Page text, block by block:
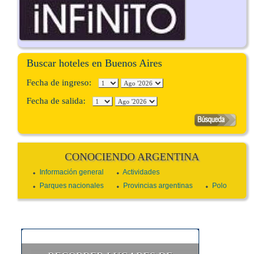
Buscar hoteles en Buenos Aires
Fecha de ingreso:
Fecha de salida:
CONOCIENDO ARGENTINA
Información general
Actividades
Parques nacionales
Provincias argentinas Polo